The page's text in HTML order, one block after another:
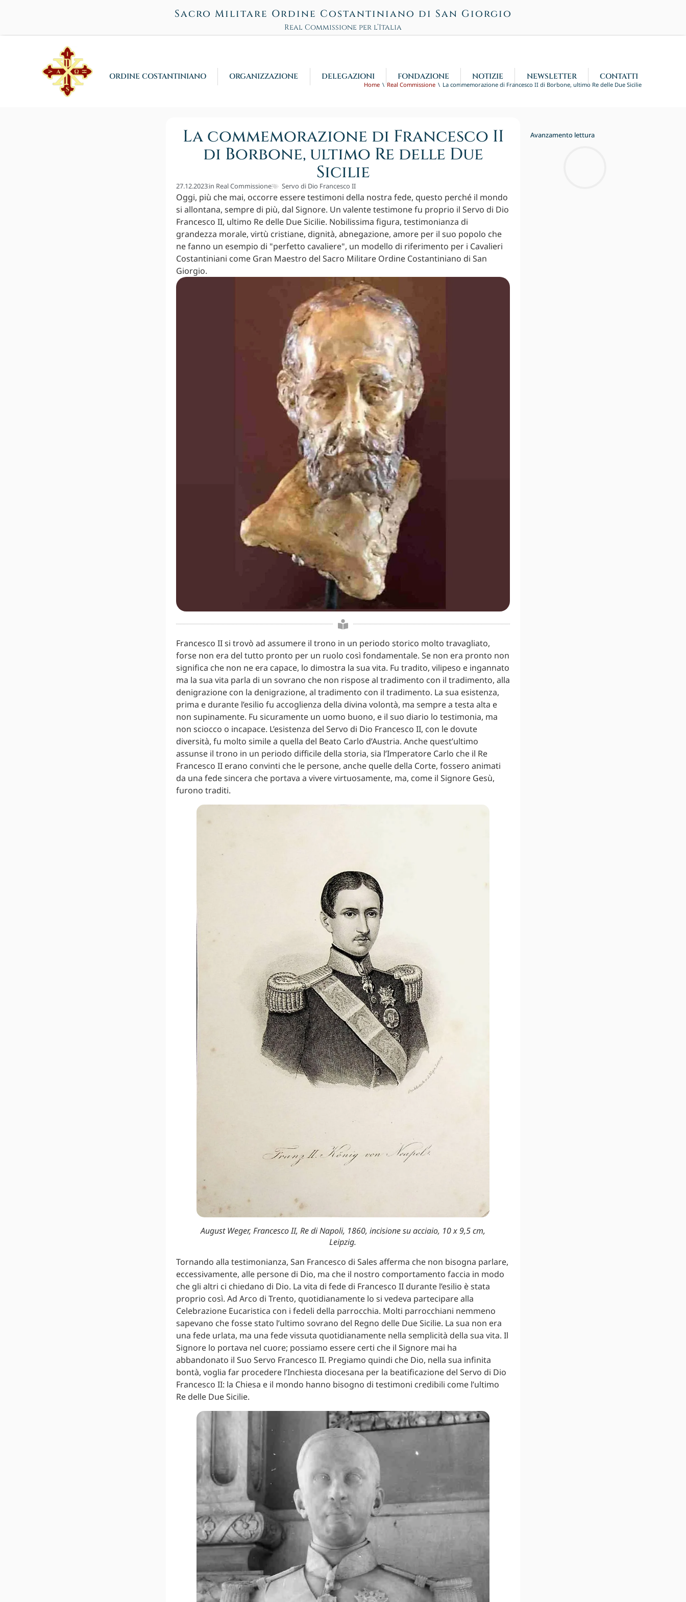
Sacro Militare Ordine Costantiniano di San Giorgio
Real Commissione per l’Italia
ORDINE COSTANTINIANO ORGANIZZAZIONE DELEGAZIONI FONDAZIONE NOTIZIE NEWSLETTER CONTATTI
Home Real Commissione La commemorazione di Francesco II di Borbone, ultimo Re delle Due Sicilie
La commemorazione di Francesco II
di Borbone, ultimo Re delle Due
Sicilie
27.12.2023in Real Commissione Servo di Dio Francesco II
Oggi, più che mai, occorre essere testimoni della nostra fede, questo perché il mondo
si allontana, sempre di più, dal Signore. Un valente testimone fu proprio il Servo di Dio
Francesco II, ultimo Re delle Due Sicilie. Nobilissima figura, testimonianza di
grandezza morale, virtù cristiane, dignità, abnegazione, amore per il suo popolo che
ne fanno un esempio di "perfetto cavaliere", un modello di riferimento per i Cavalieri
Costantiniani come Gran Maestro del Sacro Militare Ordine Costantiniano di San
Giorgio.
Francesco II si trovò ad assumere il trono in un periodo storico molto travagliato,
forse non era del tutto pronto per un ruolo così fondamentale. Se non era pronto non
significa che non ne era capace, lo dimostra la sua vita. Fu tradito, vilipeso e ingannato
ma la sua vita parla di un sovrano che non rispose al tradimento con il tradimento, alla
denigrazione con la denigrazione, al tradimento con il tradimento. La sua esistenza,
prima e durante l’esilio fu accoglienza della divina volontà, ma sempre a testa alta e
non supinamente. Fu sicuramente un uomo buono, e il suo diario lo testimonia, ma
non sciocco o incapace. L’esistenza del Servo di Dio Francesco II, con le dovute
diversità, fu molto simile a quella del Beato Carlo d’Austria. Anche quest’ultimo
assunse il trono in un periodo difficile della storia, sia l’Imperatore Carlo che il Re
Francesco II erano convinti che le persone, anche quelle della Corte, fossero animati
da una fede sincera che portava a vivere virtuosamente, ma, come il Signore Gesù,
furono traditi.
August Weger, Francesco II, Re di Napoli, 1860, incisione su acciaio, 10 x 9,5 cm,
Leipzig.
Tornando alla testimonianza, San Francesco di Sales afferma che non bisogna parlare,
eccessivamente, alle persone di Dio, ma che il nostro comportamento faccia in modo
che gli altri ci chiedano di Dio. La vita di fede di Francesco II durante l’esilio è stata
proprio così. Ad Arco di Trento, quotidianamente lo si vedeva partecipare alla
Celebrazione Eucaristica con i fedeli della parrocchia. Molti parrocchiani nemmeno
sapevano che fosse stato l’ultimo sovrano del Regno delle Due Sicilie. La sua non era
una fede urlata, ma una fede vissuta quotidianamente nella semplicità della sua vita. Il
Signore lo portava nel cuore; possiamo essere certi che il Signore mai ha
abbandonato il Suo Servo Francesco II. Pregiamo quindi che Dio, nella sua infinita
bontà, voglia far procedere l’Inchiesta diocesana per la beatificazione del Servo di Dio
Francesco II: la Chiesa e il mondo hanno bisogno di testimoni credibili come l’ultimo
Re delle Due Sicilie.
Avanzamento lettura